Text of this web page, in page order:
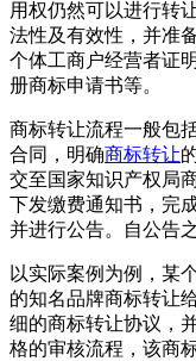
用权仍然可以进行转
法性及有效性，并准
个体工商户经营者证
册商标申请书等。
商标转让流程一般包
合同，明确商标转让
交至国家知识产权局
下发缴费通知书，完
并进行公告。自公告
以实际案例为例，某
的知名品牌商标转让
细的商标转让协议，
格的审核流程，该商